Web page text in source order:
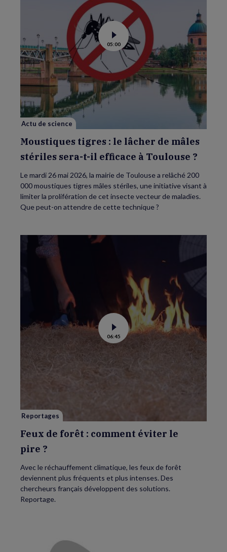
Voir
la
vidéo
de
Moustiques
tigres
le
lâcher
de
il
efficace
à
Toulouse
?
05:00
Actu de science
Moustiques tigres : le lâcher de mâles
stériles sera-t-il efficace à Toulouse ?
Le mardi 26 mai 2026, la mairie de Toulouse a relâché 200
000 moustiques tigres mâles stériles, une initiative visant à
limiter la prolifération de cet insecte vecteur de maladies.
Que peut-on attendre de cette technique ?
Voir
la
vidéo
de
06:45
Reportages
Feux de forêt : comment éviter le
pire ?
Avec le réchauffement climatique, les feux de forêt
deviennent plus fréquents et plus intenses. Des
chercheurs français développent des solutions.
Reportage.